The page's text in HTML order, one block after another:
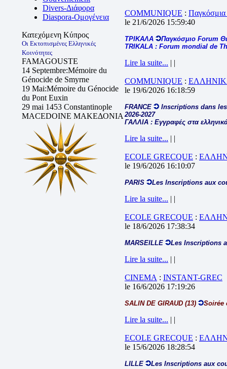
Divers-Διάφορα
Diaspora-Ομογένεια
Κατεχόμενη Κύπρος
Οι Εκτοπισμένες Ελληνικές
Κοινότητες
FAMAGOUSTE
14 Septembre:Mémoire du
Génocide de Smyrne
19 Mai:Mémoire du Génocide
du Pont Euxin
29 mai 1453 Constantinople
MACEDOINE ΜΑΚΕΔΟΝΙΑ
COMMUNIQUE :
le 21/6/2026 15:59:40
ΤΡΙΚΑΛΑ
Παγκόσμιο Forum
TRIKALA : Forum mondial de
Lire la suite... | |
COMMUNIQUE :
le 19/6/2026 16:18:59
FRANCE
Inscriptions dans
2026-2027
ΓΑΛΛΙΑ : Εγγραφές στα
Lire la suite... | |
ECOLE GRECQUE :
le 19/6/2026 16:10:07
PARIS Les Inscriptions aux
Lire la suite... | |
ECOLE GRECQUE :
le 18/6/2026 17:38:34
MARSEILLE Les Inscriptions
Lire la suite... | |
CINEMA : INSTANT-GREC
le 16/6/2026 17:19:26
SALIN DE GIRAUD (13) Soirée
Lire la suite... | |
ECOLE GRECQUE :
le 15/6/2026 18:28:54
LILLE Les Inscriptions aux